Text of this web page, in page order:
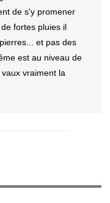
de s'y promener
fortes pluies il
et pas des
est au niveau de
vraiment la